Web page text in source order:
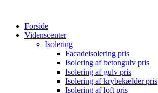
Forside
Videnscenter
Isolering
Facadeisolering pris
Isolering af betongulv pris
Isolering af gulv pris
Isolering af krybekælder pris
Isolering af loft pris